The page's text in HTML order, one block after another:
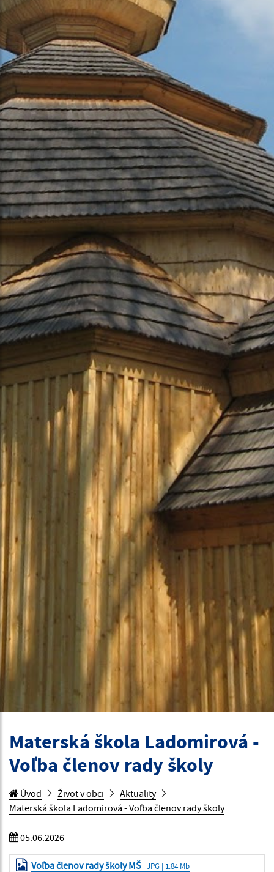
Materská škola Ladomirová -
Voľba členov rady školy
Úvod Život v obci
Aktuality
Materská škola Ladomirová - Voľba členov rady školy
05.06.2026
Voľba členov rady školy MŠ | JPG | 1.84 Mb